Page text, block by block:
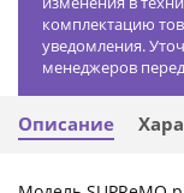
комплектацию
уведомления.
менеджеров
Описание